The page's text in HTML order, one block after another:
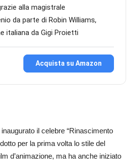
alla magistrale
da parte di Robin Williams,
italiana da Gigi Proietti
Acquista su Amazon
il celebre “Rinascimento
per la prima volta lo stile del
d’animazione, ma ha anche iniziato